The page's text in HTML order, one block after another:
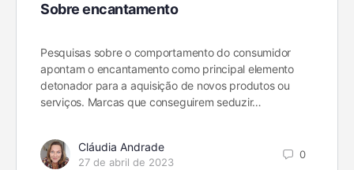
Sobre encantamento
Pesquisas sobre o comportamento do consumidor
apontam o encantamento como principal elemento
detonador para a aquisição de novos produtos ou
serviços. Marcas que conseguirem seduzir…
Cláudia Andrade
27 de abril de 2023
0